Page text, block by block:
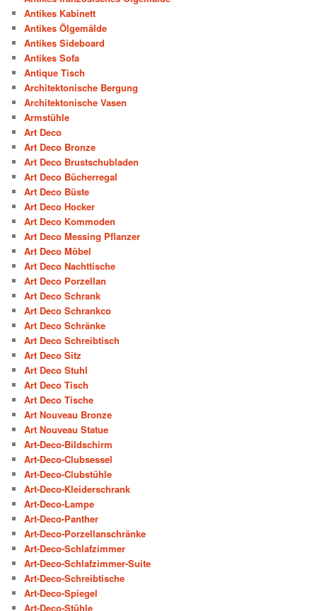
Antikes Kabinett
Antikes Ölgemälde
Antikes Sideboard
Antikes Sofa
Antique Tisch
Architektonische Bergung
Architektonische Vasen
Armstühle
Art Deco
Art Deco Bronze
Art Deco Brustschubladen
Art Deco Bücherregal
Art Deco Büste
Art Deco Hocker
Art Deco Kommoden
Art Deco Messing Pflanzer
Art Deco Möbel
Art Deco Nachttische
Art Deco Porzellan
Art Deco Schrank
Art Deco Schrankco
Art Deco Schränke
Art Deco Schreibtisch
Art Deco Sitz
Art Deco Stuhl
Art Deco Tisch
Art Deco Tische
Art Nouveau Bronze
Art Nouveau Statue
Art-Deco-Bildschirm
Art-Deco-Clubsessel
Art-Deco-Clubstühle
Art-Deco-Kleiderschrank
Art-Deco-Lampe
Art-Deco-Panther
Art-Deco-Porzellanschränke
Art-Deco-Schlafzimmer
Art-Deco-Schlafzimmer-Suite
Art-Deco-Schreibtische
Art-Deco-Spiegel
Art-Deco-Stühle